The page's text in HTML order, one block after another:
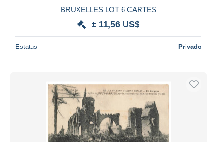
BRUXELLES LOT 6 CARTES
± 11,56 US$
Estatus Privado